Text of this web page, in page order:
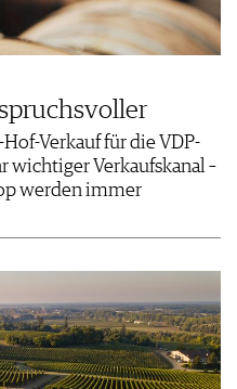
Verkauf für die VDP-
wichtiger Verkaufskanal –
werden immer